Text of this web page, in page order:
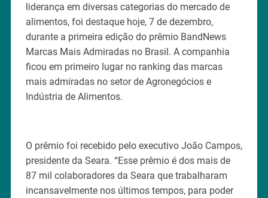
liderança em diversas categorias do mercado de
alimentos, foi destaque hoje, 7 de dezembro,
durante a primeira edição do prêmio BandNews
Marcas Mais Admiradas no Brasil. A companhia
ficou em primeiro lugar no ranking das marcas
mais admiradas no setor de Agronegócios e
Indústria de Alimentos.
O prêmio foi recebido pelo executivo João Campos,
presidente da Seara. “Esse prêmio é dos mais de
87 mil colaboradores da Seara que trabalharam
incansavelmente nos últimos tempos, para poder